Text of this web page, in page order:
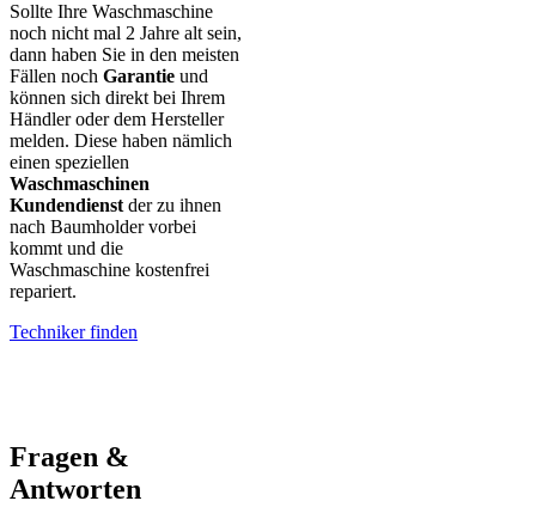
Sollte Ihre Waschmaschine
noch nicht mal 2 Jahre alt sein,
dann haben Sie in den meisten
Fällen noch Garantie und
können sich direkt bei Ihrem
Händler oder dem Hersteller
melden. Diese haben nämlich
einen speziellen
Waschmaschinen
Kundendienst der zu ihnen
nach Baumholder vorbei
kommt und die
Waschmaschine kostenfrei
repariert.
Techniker finden
Fragen &
Antworten